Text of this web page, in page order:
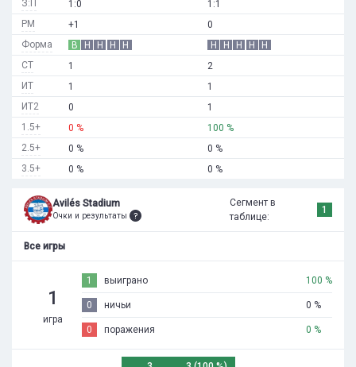
З:П
РМ
Форма
СТ
ИТ
ИТ2
1.5+
2.5+
3.5+
1:0
+1
В
Н Н Н
Н
1
1
0
0 %
0 %
0 %
1:1
0
Н
Н Н Н
Н
2
1
1
100 %
0 %
0 %
Avilés Stadium
Очки и результаты
Сегмент в
таблице:
1
Все игры
1
игра
1 выиграно 100 %
0 ничьи 0 %
0 поражения 0 %